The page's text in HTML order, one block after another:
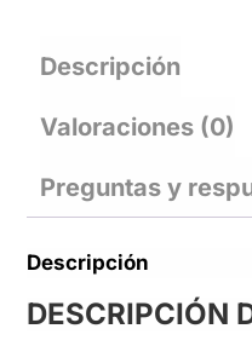
Descripción
Valoraciones (0)
Preguntas y
Descripción
DESCRIPCIÓN